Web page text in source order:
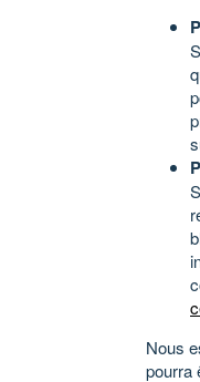
Nous
pourra